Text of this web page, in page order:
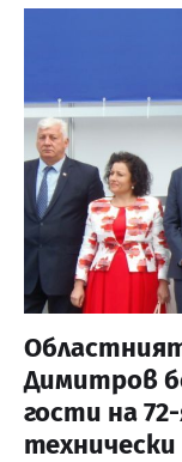
Димитров
гости на